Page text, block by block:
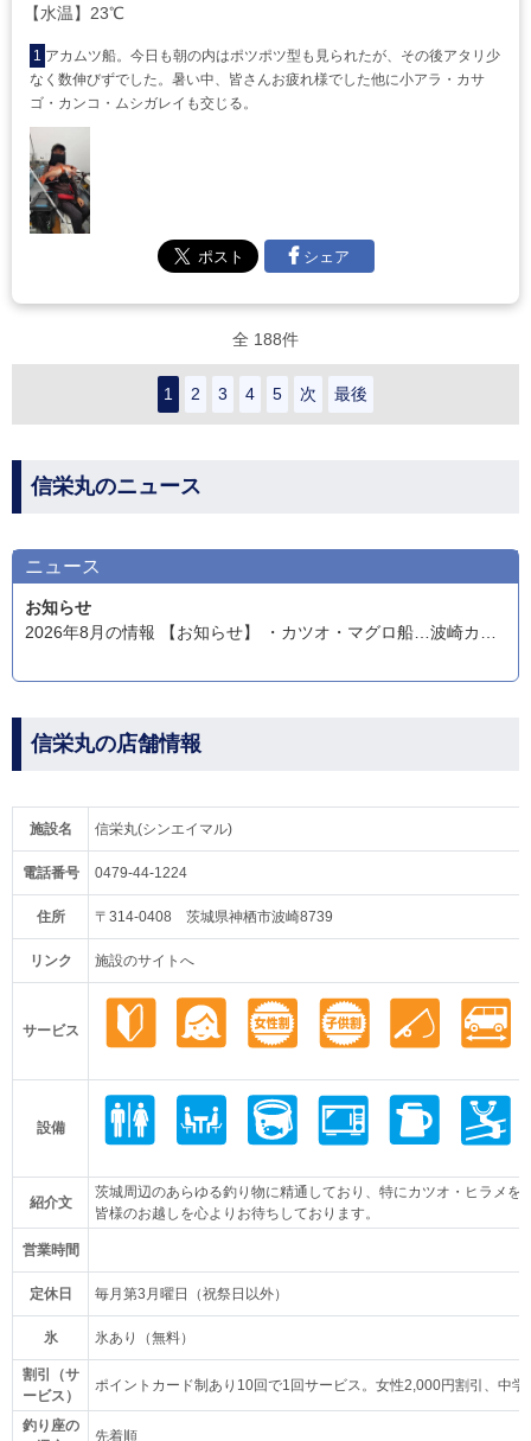
【水温】23℃
1 アカムツ船。今日も朝の内はポツポツ型も見られたが、その後アタリ少
なく数伸びずでした。暑い中、皆さんお疲れ様でした他に小アラ・カサ
ゴ・カンコ・ムシガレイも交じる。
シェア
全 188件
1 2 3 4 5 次 最後
信栄丸のニュース
ニュース
お知らせ
2026年8月の情報 【お知らせ】 ・カツオ・マグロ船…波崎カンネコ沖でカツオ・マグロの模様が出ました。カツオタックル、キハダタックルを用意してください。4時集合でお願いします。ご予約お待ちしています。 ・ジギング船…リールの番手は大きいものでお願いします。ベイトリールも小さいやつは巻けませんよ。チャンスがあればキャスティングもしますのでジグは200g以上で!持っている方はキャスティングの用意もお願いします!
信栄丸の店舗情報
施設名 信栄丸(シンエイマル)
電話番号 0479-44-1224
住所 〒314-0408 茨城県神栖市波崎8739
リンク 施設のサイトへ
サービス
設備
紹介文
茨城周辺のあらゆる釣り物に精通しており、特にカツオ・ヒラメを
皆様のお越しを心よりお待ちしております。
営業時間
定休日 毎月第3月曜日（祝祭日以外）
氷 氷あり（無料）
割引（サ
ービス）
ポイントカード制あり10回で1回サービス。女性2,000円割引、中
釣り座の
先着順